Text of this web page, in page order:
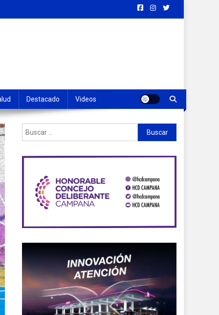
Destacado Videos
Buscar: